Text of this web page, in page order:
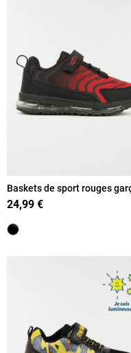
Baskets de sport rouges
(25-30)
24,99 €